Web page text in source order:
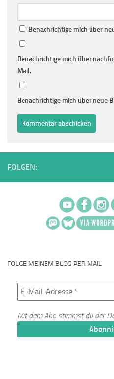
Benachrichtige mich über
Benachrichtige mich über
Mail.
Benachrichtige mich über neue
FOLGEN:
FOLGE MEINEM BLOG PER MAIL
Mit dem Abo stimmst du der